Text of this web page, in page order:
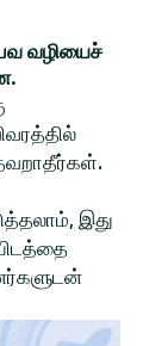
வழியைச்
இது